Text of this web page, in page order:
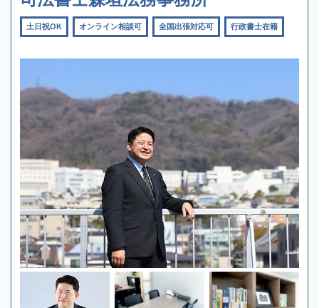
土日祝OK オンライン相談可 全国出張対応可 行政書士在籍